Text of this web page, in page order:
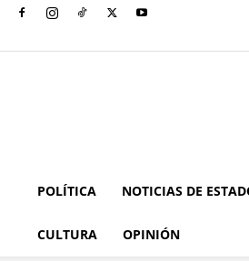
POLÍTICA NOTICIAS DE
CULTURA OPINIÓN